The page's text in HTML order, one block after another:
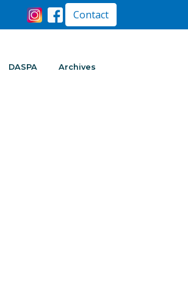
Contact
DASPA Archives